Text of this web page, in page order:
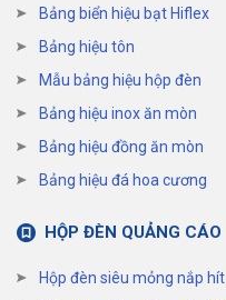
Bảng biển hiệu bạt Hiflex
Bảng hiệu tôn
Mẫu bảng hiệu hộp đèn
Bảng hiệu inox ăn mòn
Bảng hiệu đồng ăn mòn
Bảng hiệu đá hoa cương
HỘP ĐÈN QUẢNG CÁO
Hộp đèn siêu mỏng nắp hít